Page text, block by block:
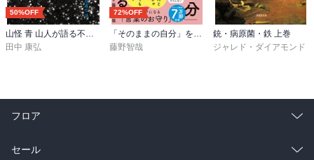
50%OFF
田中 康弘
72%OFF
藤野智哉
銃・病原菌・鉄 上巻
ジャレド・ダイアモンド
フロア
総合
セール